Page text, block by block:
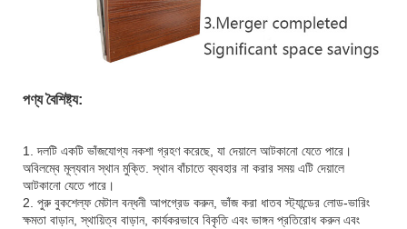
পণ্য বৈশিষ্ট্য:
1. দলটি একটি ভাঁজযোগ্য নকশা গ্রহণ করেছে, যা দেয়ালে আটকানো যেতে পারে।
অবিলম্বে মূল্যবান স্থান মুক্তি. স্থান বাঁচাতে ব্যবহার না করার সময় এটি দেয়ালে
আটকানো যেতে পারে।
2. পুরু বুকশেল্ফ মেটাল বন্ধনী আপগ্রেড করুন, ভাঁজ করা ধাতব স্ট্যান্ডের লোড-ভারিং
ক্ষমতা বাড়ান, স্থায়িত্ব বাড়ান, কার্যকরভাবে বিকৃতি এবং ভাঙ্গন প্রতিরোধ করুন এবং